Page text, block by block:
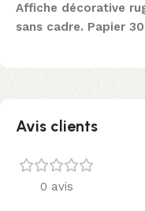
Affiche décorative
sans cadre. Papier
Avis clients
0 avis